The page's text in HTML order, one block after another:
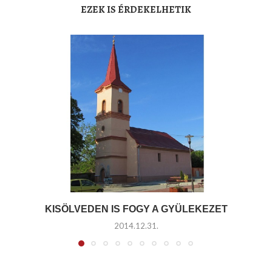
EZEK IS ÉRDEKELHETIK
KISÖLVEDEN IS FOGY A GYÜLEKEZET
2014.12.31.